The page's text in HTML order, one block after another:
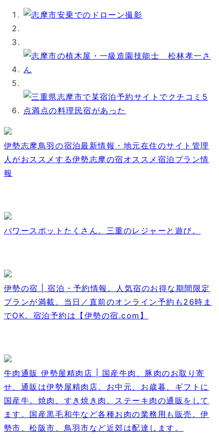
伊勢志摩鳥羽の宿泊最新情報・地元在住のサイト管理
人がおススメする伊勢志摩の宿オススメ宿泊プラン情
報
パワースポットたくさん。三重のレジャーと遊び。
伊勢の宿 | 宿泊・予約情報。人気宿のお得な期間限定
プランが満載。当日／直前のオンライン予約も26時ま
でOK。宿泊予約は【伊勢の宿.com】
牛肉通販 伊勢屋精肉店 | 国産牛肉、豚肉のお取り寄
せ、通販は伊勢屋精肉店。お中元、お歳暮、ギフトに
国産牛。焼肉、すき焼き肉、ステーキ肉の通販をして
ます。国産黒毛和牛など各種お肉の業務用も販売。伊
勢市、松阪市、鳥羽市など近郊は配達します。